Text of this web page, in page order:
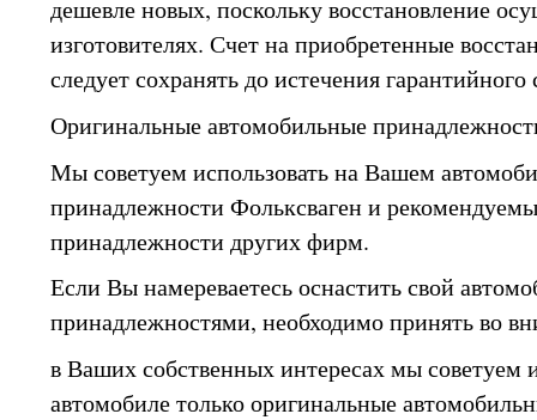
дешевле новых, поскольку восстановление
изготовителях. Счет на приобретенные
следует сохранять до истечения гарантийного
Оригинальные автомобильные
Мы советуем использовать на Вашем
принадлежности Фольксваген и
принадлежности других фирм.
Если Вы намереваетесь оснастить свой
принадлежностями, необходимо принять во
в Ваших собственных интересах мы советуем
автомобиле только оригинальные